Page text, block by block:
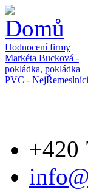
Přejít k hlavnímu
Hodnocení firmy
Markéta Bucková -
pokládka, pokládka
PVC -
+420